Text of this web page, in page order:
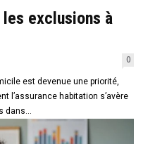
exclusions à
0
est devenue une priorité,
l’assurance habitation s’avère
dans...